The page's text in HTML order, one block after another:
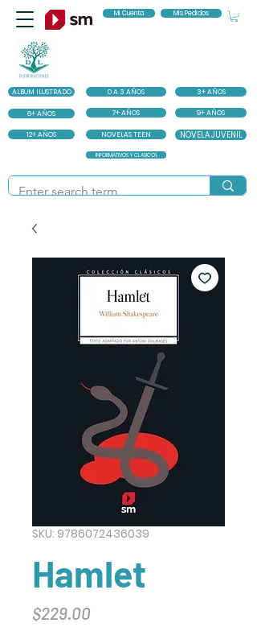
ALBUM ILUSTRADO 0 A 3 AÑOS 3+ AÑOS
6+ AÑOS 7+ AÑOS 9+ AÑOS
12+ AÑOS NOVELAS TEEN NOVELA JUVENIL
INFORMATIVOS Y CLASICOS
Mi Cuenta Mis Pedidos
SKU: 9786072436039
Hamlet
$229.00